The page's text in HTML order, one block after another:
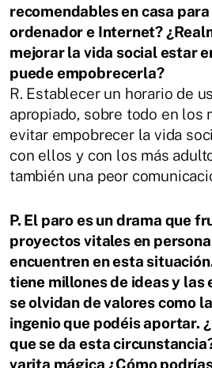
recomendables en casa
ordenador e Internet?
mejorar la vida social estar
puede empobrecerla?
R. Establecer un horario de
apropiado, sobre todo en los
evitar empobrecer la vida
con ellos y con los más
también una peor
P. El paro es un drama que
proyectos vitales en
encuentren en esta
tiene millones de ideas y las
se olvidan de valores como
ingenio que podéisaportar.
que se da esta
varita mágica ¿Cómo